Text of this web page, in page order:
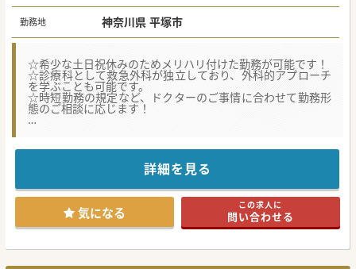
勤務地 神奈川県 平塚市
☆希少な土日祝休みのためメリハリ付けた勤務が可能です！
☆診療科として救急外科が独立しており、外科的アプローチ
を学ぶことも可能です。
☆時短勤務の規定など、ドクターのご事情に合わせて勤務形
態のご相談に応じます！
小児・周産期領域の救急医療に携わることで、
より幅広い救急疾患に対応できる専門性を身につけることが
長く業務をできる環境として、子育て中ならば時短勤務や嘱
託勤務に
変更などご希望に応じて勤務体系を変更可能です！
#秋入職可
詳細を見る
気になる この求人に
問い合わせる